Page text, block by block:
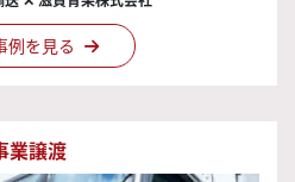
例を見る
業譲渡